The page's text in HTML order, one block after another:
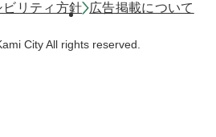
ビリティ方針
広告掲載について
City All rights reserved.